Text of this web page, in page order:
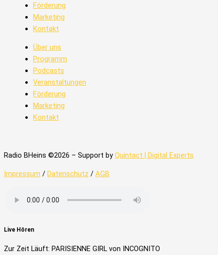
Förderung
Marketing
Kontakt
Über uns
Programm
Podcasts
Veranstaltungen
Förderung
Marketing
Kontakt
Radio BHeins ©2026 – Support by Quintact | Digital Experts
Impressum / Datenschutz / AGB
Live Hören
Zur Zeit Läuft: PARISIENNE GIRL von INCOGNITO